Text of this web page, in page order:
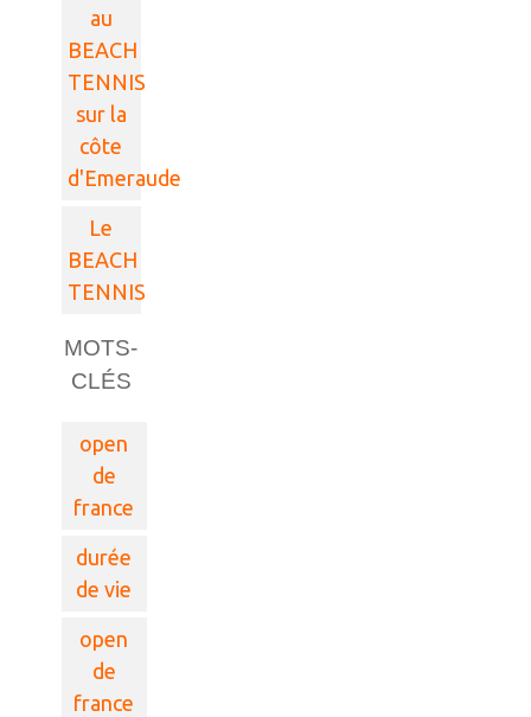
au
BEACH
TENNIS
sur la
côte
d'Emeraude
Le
BEACH
TENNIS
MOTS-
CLÉS
open
de
france
durée
de vie
open
de
france